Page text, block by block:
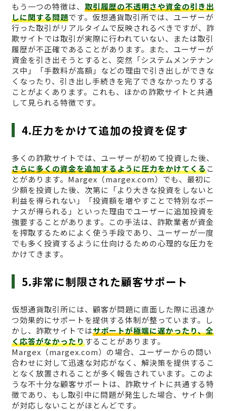
もう一つの特徴は、 取引履歴の不透明さや資金の引き出
しに関する問題です。仮想通貨取引所では、ユーザーが
行った取引がリアルタイムで反映されるべきですが、詐
欺サイトでは取引が実際に行われていない、または取引
履歴が不正確であることがあります。また、ユーザーが
資金を引き出そうとすると、突然「システムメンテナン
ス中」「手数料が高額」などの理由で引き出しができな
くなったり、引き出し手続きを完了できなかったりする
ことがよくあります。これも、ほかの詐欺サイトと共通
して見られる特徴です。
4.圧力をかけて追加の投資を促す
多くの詐欺サイトでは、ユーザーが初めて投資した後、
さらに多くの資金を追加するように圧力をかけてくるこ
とがあります。Margex（margex.com）でも、最初に
少額を投資した後、次第に「より大きな投資をしないと
利益を得られない」「投資額を増やすことで特別なボー
ナスが得られる」といった理由でユーザーに追加投資を
強要することがあります。この手法は、詐欺業者が資金
を搾取するためによく使う手段であり、ユーザーが一度
でも多く投資するように仕向けるための心理的な圧力を
かけてきます。
5.非常に制限された顧客サポート
仮想通貨取引所には、顧客が問題に直面した際に迅速か
つ効果的にサポートを提供する体制が整っています。し
かし、詐欺サイトではサポートが極端に遅かったり、全
く応答がなかったりすることがあります。
Margex（margex.com）の場合、ユーザーからの問い
合わせに対して迅速な対応がなく、解決策を提供するこ
となく放置されることが多く報告されています。このよ
うな不十分な顧客サポートは、詐欺サイトに共通する特
徴であり、もし取引中に問題が発生した場合、サイト側
が対応しないことがほとんどです。